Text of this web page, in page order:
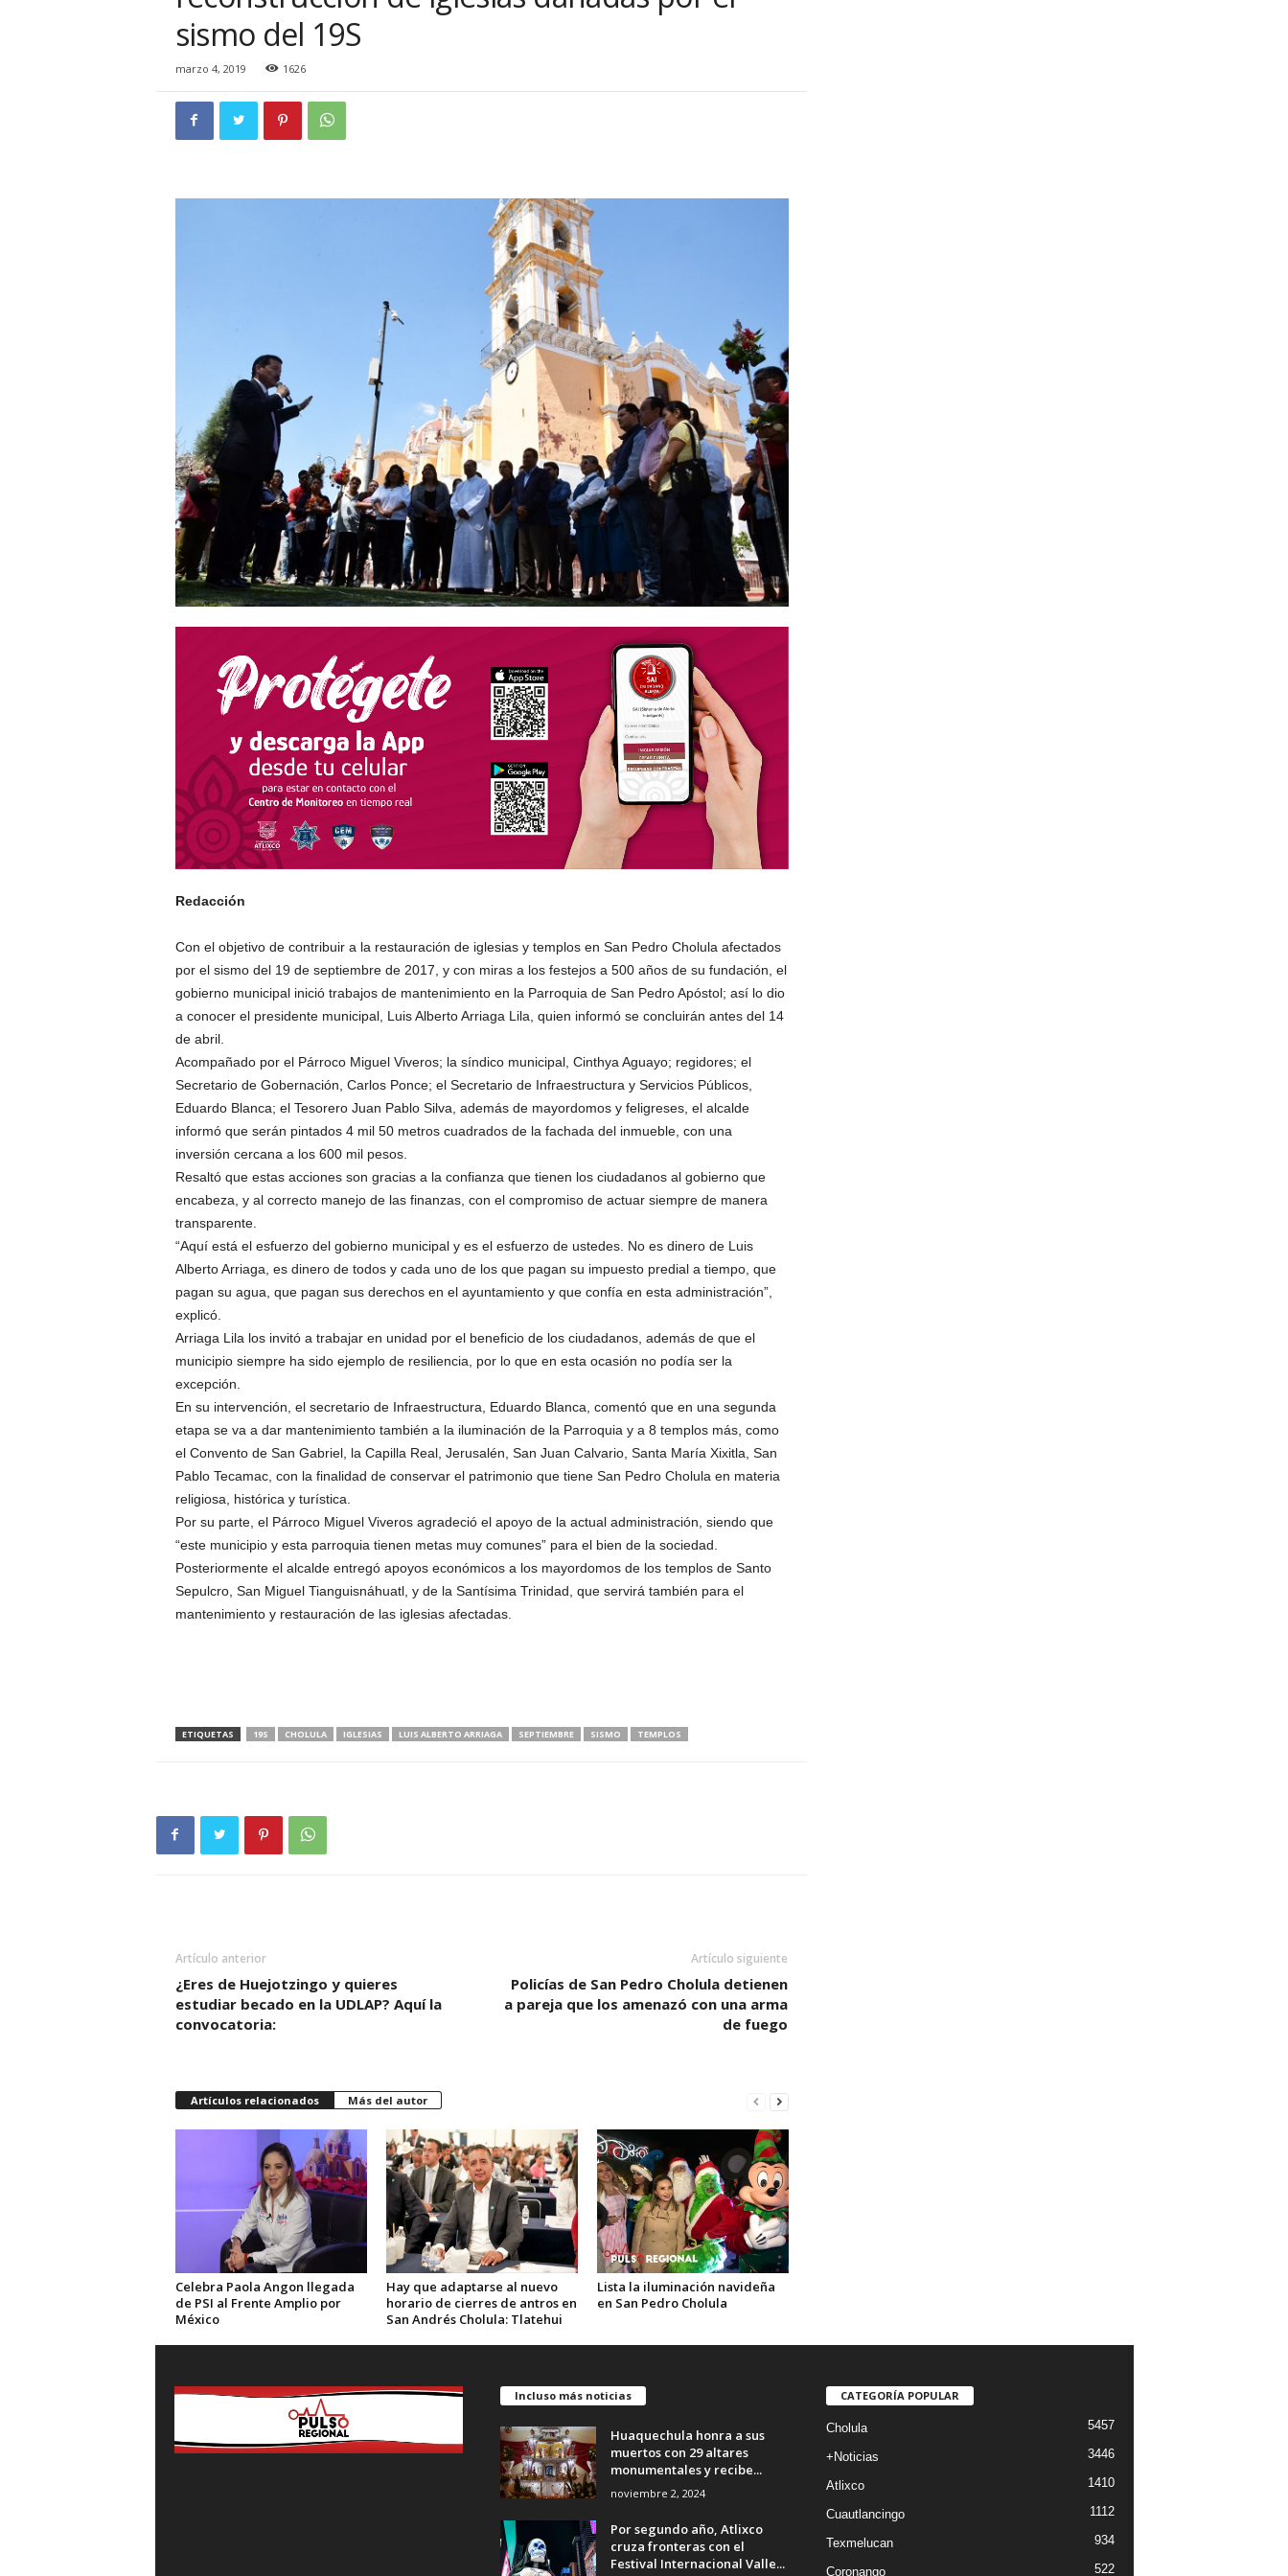
sismo del 19S
marzo 4, 2019 1626
Redacción
Con el objetivo de contribuir a la restauración de iglesias y templos en San Pedro Cholula afectados
por el sismo del 19 de septiembre de 2017, y con miras a los festejos a 500 años de su fundación, el
gobierno municipal inició trabajos de mantenimiento en la Parroquia de San Pedro Apóstol; así lo dio
a conocer el presidente municipal, Luis Alberto Arriaga Lila, quien informó se concluirán antes del 14
de abril.
Acompañado por el Párroco Miguel Viveros; la síndico municipal, Cinthya Aguayo; regidores; el
Secretario de Gobernación, Carlos Ponce; el Secretario de Infraestructura y Servicios Públicos,
Eduardo Blanca; el Tesorero Juan Pablo Silva, además de mayordomos y feligreses, el alcalde
informó que serán pintados 4 mil 50 metros cuadrados de la fachada del inmueble, con una
inversión cercana a los 600 mil pesos.
Resaltó que estas acciones son gracias a la confianza que tienen los ciudadanos al gobierno que
encabeza, y al correcto manejo de las finanzas, con el compromiso de actuar siempre de manera
transparente.
“Aquí está el esfuerzo del gobierno municipal y es el esfuerzo de ustedes. No es dinero de Luis
Alberto Arriaga, es dinero de todos y cada uno de los que pagan su impuesto predial a tiempo, que
pagan su agua, que pagan sus derechos en el ayuntamiento y que confía en esta administración”,
explicó.
Arriaga Lila los invitó a trabajar en unidad por el beneficio de los ciudadanos, además de que el
municipio siempre ha sido ejemplo de resiliencia, por lo que en esta ocasión no podía ser la
excepción.
En su intervención, el secretario de Infraestructura, Eduardo Blanca, comentó que en una segunda
etapa se va a dar mantenimiento también a la iluminación de la Parroquia y a 8 templos más, como
el Convento de San Gabriel, la Capilla Real, Jerusalén, San Juan Calvario, Santa María Xixitla, San
Pablo Tecamac, con la finalidad de conservar el patrimonio que tiene San Pedro Cholula en materia
religiosa, histórica y turística.
Por su parte, el Párroco Miguel Viveros agradeció el apoyo de la actual administración, siendo que
“este municipio y esta parroquia tienen metas muy comunes” para el bien de la sociedad.
Posteriormente el alcalde entregó apoyos económicos a los mayordomos de los templos de Santo
Sepulcro, San Miguel Tianguisnáhuatl, y de la Santísima Trinidad, que servirá también para el
mantenimiento y restauración de las iglesias afectadas.
ETIQUETAS 19S CHOLULA IGLESIAS LUIS ALBERTO ARRIAGA SEPTIEMBRE SISMO TEMPLOS
Artículo anterior
¿Eres de Huejotzingo y quieres
estudiar becado en la UDLAP? Aquí la
convocatoria:
Artículo siguiente
Policías de San Pedro Cholula detienen
a pareja que los amenazó con una arma
de fuego
Artículos relacionados Más del autor
Celebra Paola Angon llegada
de PSI al Frente Amplio por
México
Hay que adaptarse al nuevo
horario de cierres de antros en
San Andrés Cholula: Tlatehui
Lista la iluminación navideña
en San Pedro Cholula
Incluso más noticias
Huaquechula honra a sus
muertos con 29 altares
monumentales y recibe...
noviembre 2, 2024
Por segundo año, Atlixco
cruza fronteras con el
Festival Internacional Valle...
CATEGORÍA POPULAR
Cholula 5457
+Noticias 3446
Atlixco 1410
Cuautlancingo 1112
Texmelucan 934
Coronango 522